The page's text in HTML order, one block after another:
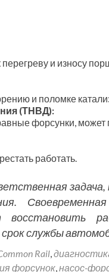
и износу
и поломке
(ТНВД):
форсунки,
работать.
службы
Rail,
форсунок,насос-